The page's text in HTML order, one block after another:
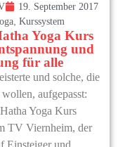
19. September 2017
,Kurssystem
Yoga Kurs
und
für alle
und solche, die
aufgepasst:
Yoga Kurs
TV Viernheim, der
Einsteiger und